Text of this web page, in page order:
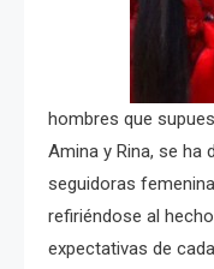
hombres que
Amina y Rina, se ha
seguidoras
refiriéndose al
expectativas de